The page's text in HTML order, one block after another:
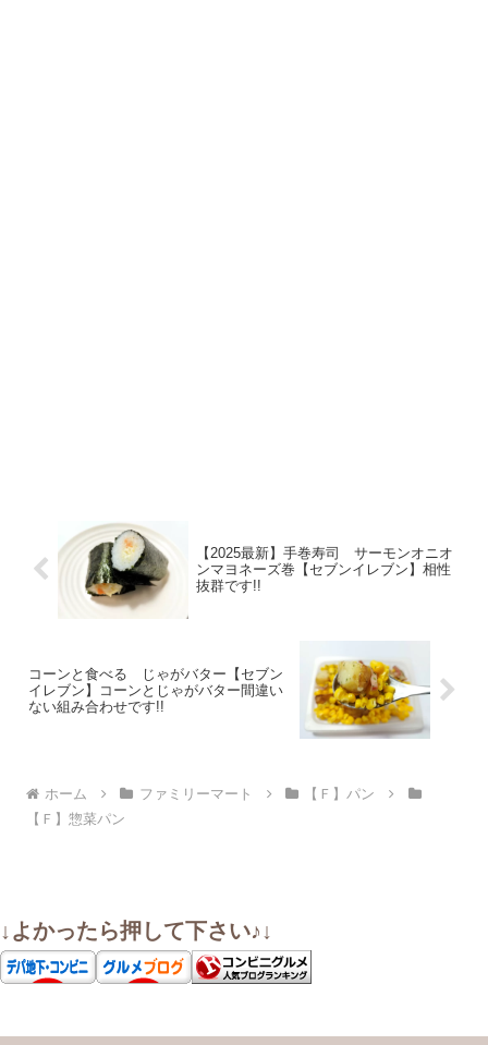
【2025最新】手巻寿司 サーモンオニオ
ンマヨネーズ巻【セブンイレブン】相性
抜群です!!
コーンと食べる じゃがバター【セブン
イレブン】コーンとじゃがバター間違い
ない組み合わせです!!
ホーム ファミリーマート
【Ｆ】パン
【Ｆ】惣菜パン
↓よかったら押して下さい♪↓